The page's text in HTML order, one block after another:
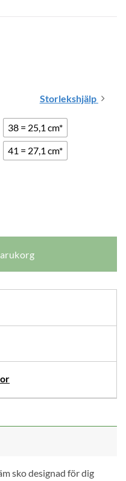
Storlekshjälp
38 = 25,1 cm*
41 = 27,1 cm*
sko designad för dig